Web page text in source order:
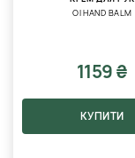
OI HAND BALM
1159 ₴
КУПИТИ